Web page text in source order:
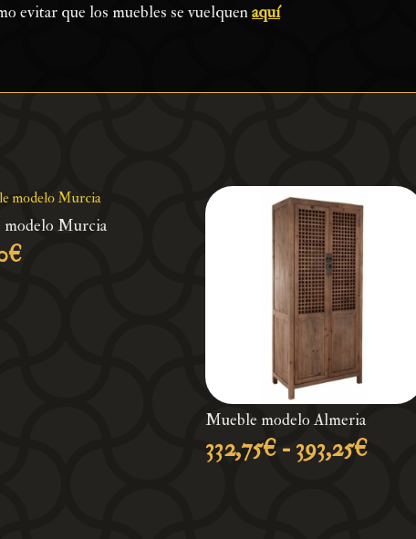
evitar que los muebles se vuelquenaquí
Murcia
€
Mueble modelo Almeria
332,75€ - 393,25€Rango